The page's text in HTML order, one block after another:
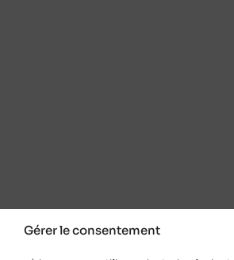
Gérer le consentement